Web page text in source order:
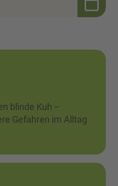
blinde Kuh –
Gefahren im Alltag